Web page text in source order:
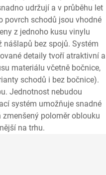
udržují a v průběhu let
povrch schodů jsou vhodné
z jednoho kusu vinylu
nášlapů bez spojů. Systém
detaily tvoří atraktivní a
materiálu včetně bočnice,
schodů i bez bočnice).
Jednotnost nebudou
systém umožňuje snadné
poloměr oblouku
na trhu.